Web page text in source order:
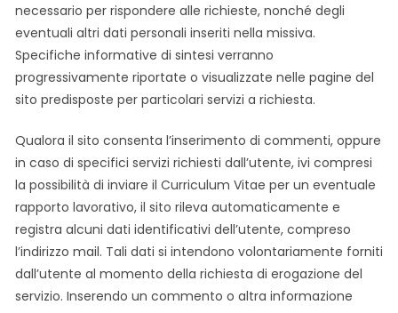
necessario per rispondere alle richieste, nonché degli
eventuali altri dati personali inseriti nella missiva.
Specifiche informative di sintesi verranno
progressivamente riportate o visualizzate nelle pagine del
sito predisposte per particolari servizi a richiesta.
Qualora il sito consenta l’inserimento di commenti, oppure
in caso di specifici servizi richiesti dall’utente, ivi compresi
la possibilità di inviare il Curriculum Vitae per un eventuale
rapporto lavorativo, il sito rileva automaticamente e
registra alcuni dati identificativi dell’utente, compreso
l’indirizzo mail. Tali dati si intendono volontariamente forniti
dall’utente al momento della richiesta di erogazione del
servizio. Inserendo un commento o altra informazione